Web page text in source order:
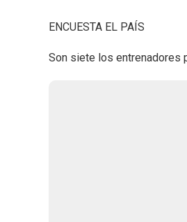
ENCUESTA EL PAÍS
Son siete los entrenadores